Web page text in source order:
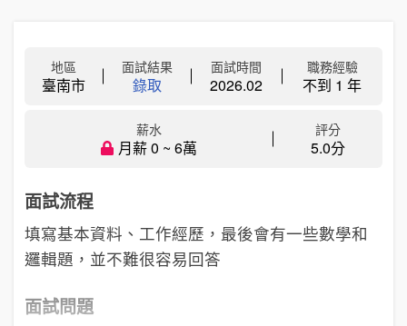
地區
臺南市
面試結果
錄取
面試時間
2026.02
職務經驗
不到 1 年
薪水
月薪 0 ~ 6萬
評分
5.0分
面試流程
填寫基本資料、工作經歷，最後會有一些數學和
邏輯題，並不難很容易回答
面試問題